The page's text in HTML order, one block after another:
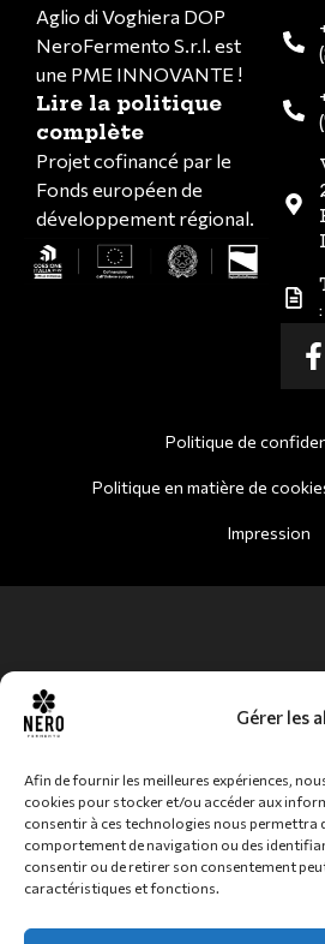
Gérer les
Afin de fournir les meilleures expériences,
cookies pour stocker et/ou accéder aux
consentir à ces technologies nous permettra
comportement de navigation ou des
consentir ou de retirer son consentement
caractéristiques et fonctions.
Aglio di Voghiera DOP
NeroFermento S.r.l. est
une PME INNOVANTE !
Lire la politique
complète
Projet cofinancé par le
Fonds européen de
développement régional.
Politique de
Politique en matière de
Impression